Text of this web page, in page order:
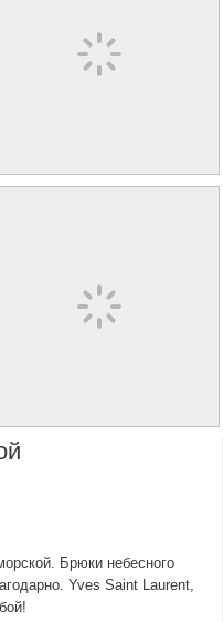
Брюки небесного
Yves Saint Laurent,